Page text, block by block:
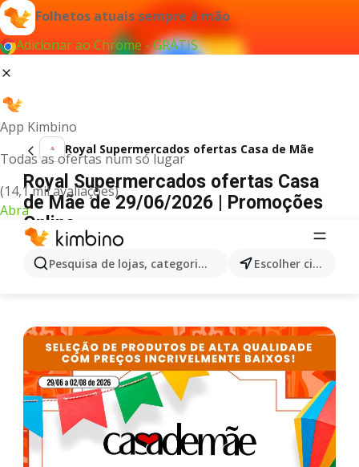
Folhetos atuais sempre à mão
Adicionar ao Chrome - GRÁTIS
App Kimbino
Todas as ofertas num só lugar
(14,1 mil avaliações)
Abra
Pesquisa de lojas, categorias,produtos... Escolher cidade
Royal Supermercados ofertas Casa de Mãe
Royal Supermercados ofertas Casa
de Mãe de 29/06/2026 | Promoções
Online